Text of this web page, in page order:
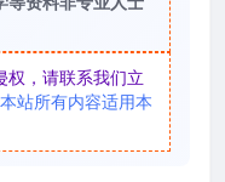
权，请联系我们立
本站所有内容适用本